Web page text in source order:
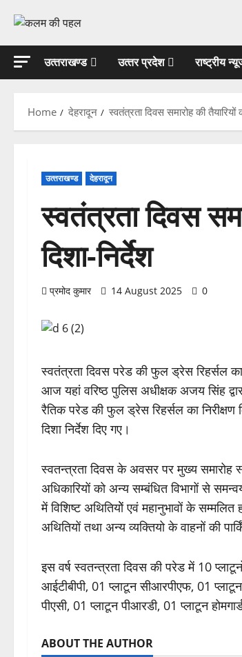
content
उत्‍तराखण्‍ड
उत्‍तर प्रदेश राष्ट्रीय
Home देहरादून स्वतंत्रता दिवस समारोह की
उत्‍तराखण्‍ड देहरादून
स्वतंत्रता दिवस
दिशा-निर्देश
प्रमोद कुमार 14 August 2025 0
स्वतंत्रता दिवस परेड की फुल ड्रेस रिहर्सल
आज यहां वरिष्ठ पुलिस अधीक्षक अजय सिंह
रैतिक परेड की फुल ड्रेस रिहर्सल का
दिशा निर्देश दिए गए।
स्वतन्त्रता दिवस के अवसर पर मुख्य समारोह
अधिकारियों को अन्य सम्बंधित विभागों से
में विशिष्ट अथितियोें एवं महानुभावों के
अथितियों तथा अन्य व्यक्तियो के वाहनों की
इस वर्ष स्वतन्त्रता दिवस की परेड में 10
आईटीबीपी, 01 प्लाटून सीआरपीएफ, 01 प्लाटून
पीएसी, 01 प्लाटून पीआरडी, 01 प्लाटून
ABOUT THE AUTHOR